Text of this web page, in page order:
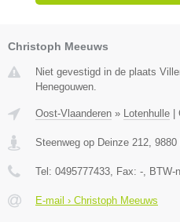
Christoph Meeuws
Niet gevestigd in de plaats
Henegouwen.
Oost-Vlaanderen » Lotenhulle
Steenweg op Deinze 212 9880
Tel: 0495777433 , Fax: - , BTW-
E-mail › Christoph Meeuws